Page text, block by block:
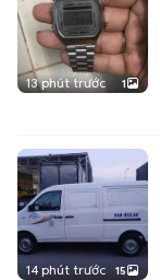
13 phút trước 1
14 phút trước 15